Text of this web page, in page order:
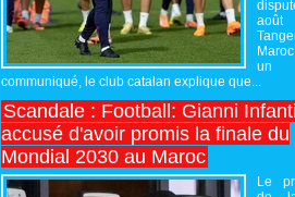
un
communiqué, le club catalan explique que...
Scandale : Football: Gianni
accusé d'avoir promis la finale du
Mondial 2030 au Maroc
Le